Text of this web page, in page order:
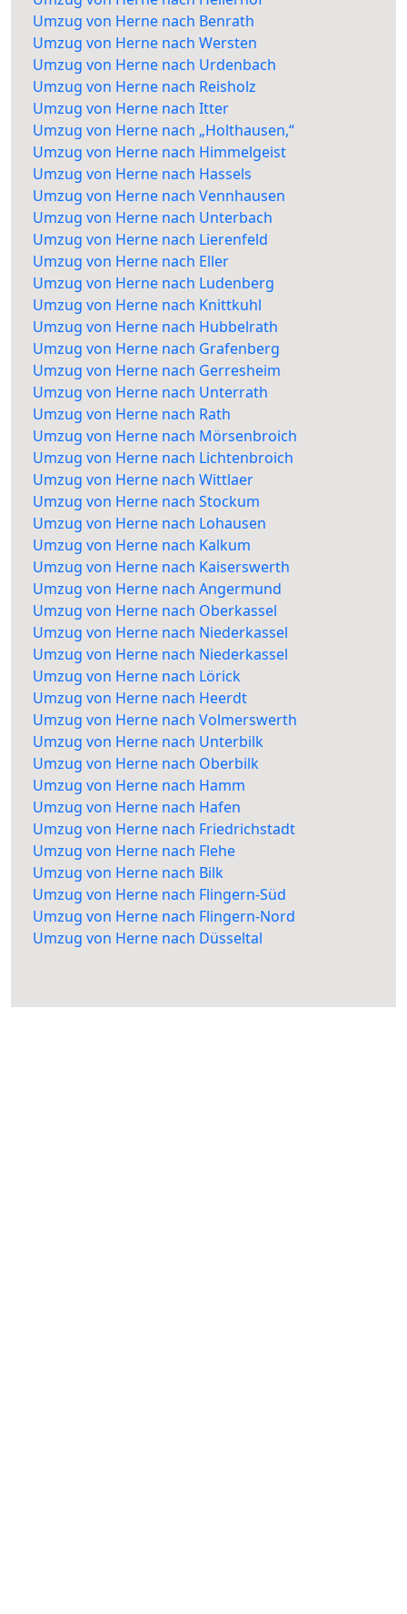
Umzug von Herne nach Benrath
Umzug von Herne nach Wersten
Umzug von Herne nach Urdenbach
Umzug von Herne nach Reisholz
Umzug von Herne nach Itter
Umzug von Herne nach „Holthausen,“
Umzug von Herne nach Himmelgeist
Umzug von Herne nach Hassels
Umzug von Herne nach Vennhausen
Umzug von Herne nach Unterbach
Umzug von Herne nach Lierenfeld
Umzug von Herne nach Eller
Umzug von Herne nach Ludenberg
Umzug von Herne nach Knittkuhl
Umzug von Herne nach Hubbelrath
Umzug von Herne nach Grafenberg
Umzug von Herne nach Gerresheim
Umzug von Herne nach Unterrath
Umzug von Herne nach Rath
Umzug von Herne nach Mörsenbroich
Umzug von Herne nach Lichtenbroich
Umzug von Herne nach Wittlaer
Umzug von Herne nach Stockum
Umzug von Herne nach Lohausen
Umzug von Herne nach Kalkum
Umzug von Herne nach Kaiserswerth
Umzug von Herne nach Angermund
Umzug von Herne nach Oberkassel
Umzug von Herne nach Niederkassel
Umzug von Herne nach Niederkassel
Umzug von Herne nach Lörick
Umzug von Herne nach Heerdt
Umzug von Herne nach Volmerswerth
Umzug von Herne nach Unterbilk
Umzug von Herne nach Oberbilk
Umzug von Herne nach Hamm
Umzug von Herne nach Hafen
Umzug von Herne nach Friedrichstadt
Umzug von Herne nach Flehe
Umzug von Herne nach Bilk
Umzug von Herne nach Flingern-Süd
Umzug von Herne nach Flingern-Nord
Umzug von Herne nach Düsseltal